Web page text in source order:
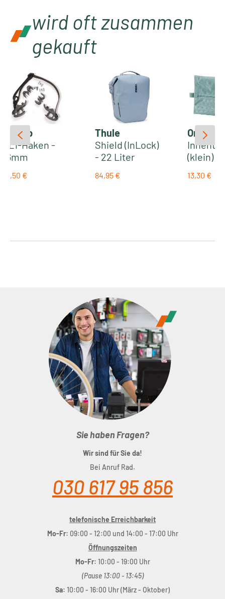
wird oft zusammen
gekauft
Ortlieb
QL1-Haken -
16mm
Regulärer Preis:
12,50 €
Thule
Shield (InLock)
- 22 Liter
Gepäckträgerta
Regulärer Preis:
84,95 €
Ortlieb
(klein)
Pack
13,30 €
Sie haben Fragen?
Wir sind für Sie da!
Bei Anruf Rad.
030 617 95 856
telefonische Erreichbarkeit
Mo-Fr: 09:00 - 12:00 und 14:00 - 17:00 Uhr
Öffnungszeiten
Mo-Fr: 10:00 - 19:00 Uhr
(Pause 13:00 - 13:45)
Sa: 10:00 - 16:00 Uhr (März - Oktober)